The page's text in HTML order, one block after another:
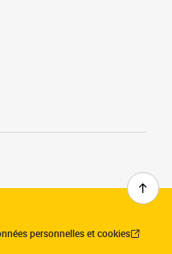
personnelles et cookies